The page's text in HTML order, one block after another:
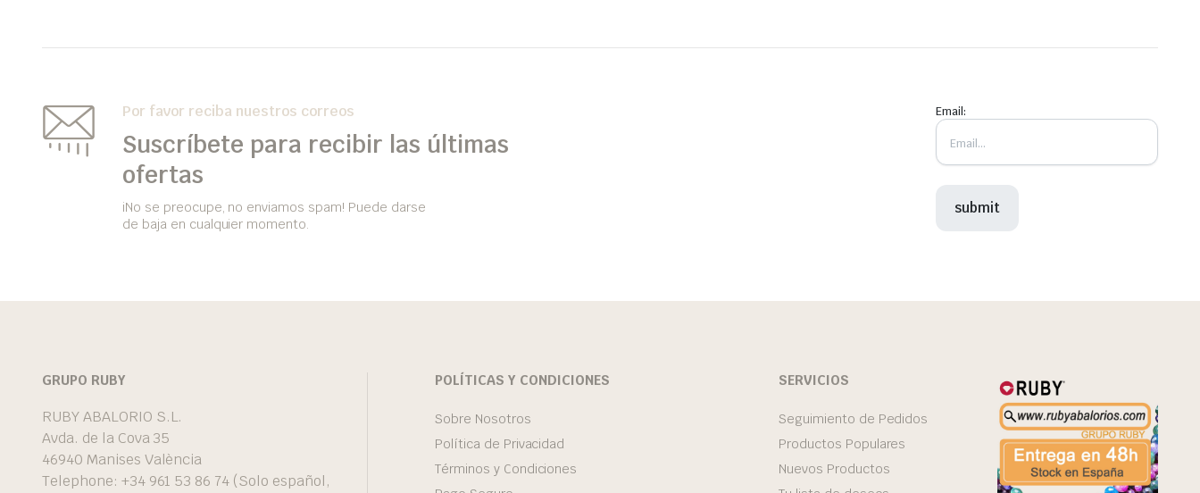
Por favor reciba nuestros correos
Suscríbete para recibir las últimas
ofertas
iNo se preocupe, no enviamos spam! Puede darse
de baja en cualquier momento.
Email:
GRUPO RUBY
RUBY ABALORIO S.L.
Avda. de la Cova 35
46940 Manises València
Telephone: +34 961 53 86 74 (Solo español,
POLÍTICAS Y CONDICIONES
Sobre Nosotros
Política de Privacidad
Términos y Condiciones
SERVICIOS
Seguimiento de Pedidos
Productos Populares
Nuevos Productos